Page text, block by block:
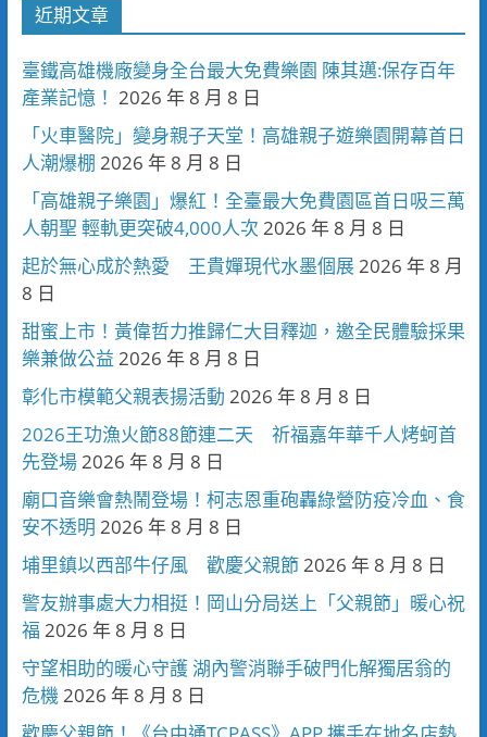
近期文章
臺鐵高雄機廠變身全台最大免費樂園 陳其邁:保存百年
產業記憶！ 2026 年 8 月 8 日
「火車醫院」變身親子天堂！高雄親子遊樂園開幕首日
人潮爆棚 2026 年 8 月 8 日
「高雄親子樂園」爆紅！全臺最大免費園區首日吸三萬
人朝聖 輕軌更突破4,000人次 2026 年 8 月 8 日
起於無心成於熱愛 王貴嬋現代水墨個展 2026 年 8 月
8 日
甜蜜上市！黃偉哲力推歸仁大目釋迦，邀全民體驗採果
樂兼做公益 2026 年 8 月 8 日
彰化市模範父親表揚活動 2026 年 8 月 8 日
2026王功漁火節88節連二天 祈福嘉年華千人烤蚵首
先登場 2026 年 8 月 8 日
廟口音樂會熱鬧登場！柯志恩重砲轟綠營防疫冷血、食
安不透明 2026 年 8 月 8 日
埔里鎮以西部牛仔風 歡慶父親節 2026 年 8 月 8 日
警友辦事處大力相挺！岡山分局送上「父親節」暖心祝
福 2026 年 8 月 8 日
守望相助的暖心守護 湖內警消聯手破門化解獨居翁的
危機 2026 年 8 月 8 日